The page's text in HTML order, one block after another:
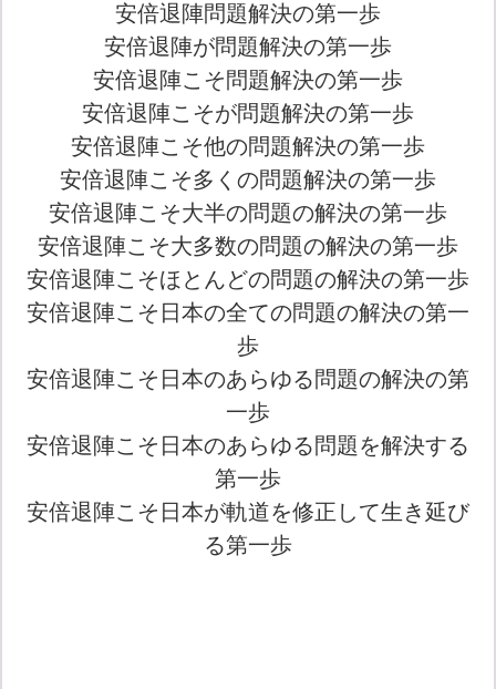
安倍退陣問題解決の第一歩
安倍退陣が問題解決の第一歩
安倍退陣こそ問題解決の第一歩
安倍退陣こそが問題解決の第一歩
安倍退陣こそ他の問題解決の第一歩
安倍退陣こそ多くの問題解決の第一歩
安倍退陣こそ大半の問題の解決の第一歩
安倍退陣こそ大多数の問題の解決の第一歩
安倍退陣こそほとんどの問題の解決の第一歩
安倍退陣こそ日本の全ての問題の解決の第一
歩
安倍退陣こそ日本のあらゆる問題の解決の第
一歩
安倍退陣こそ日本のあらゆる問題を解決する
第一歩
安倍退陣こそ日本が軌道を修正して生き延び
る第一歩